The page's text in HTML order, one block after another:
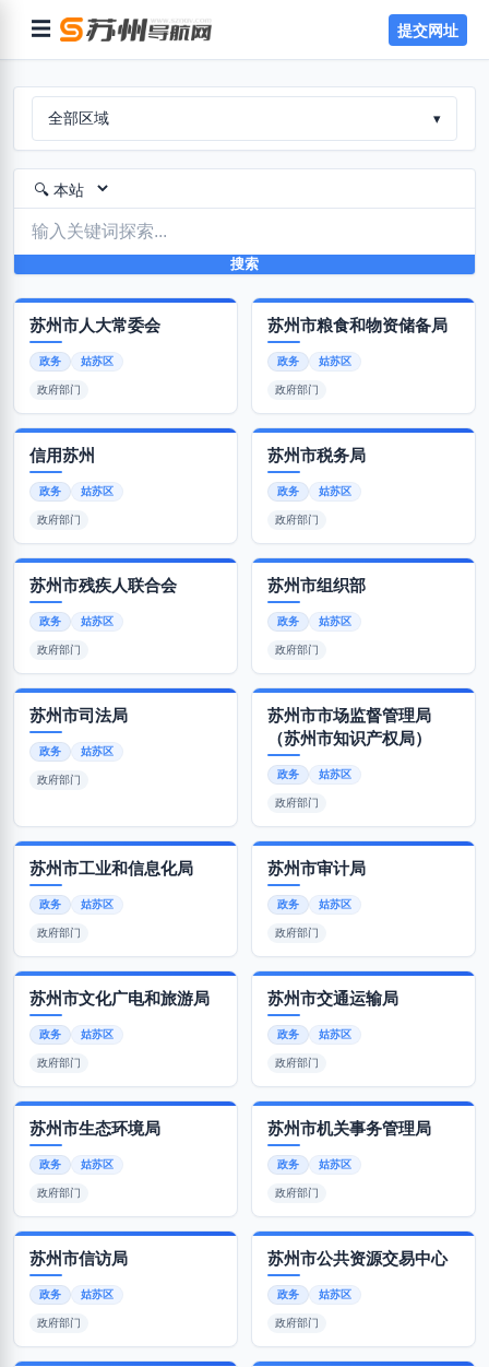
☰ 提交网址
全部区域 ▾
搜索
苏州市人大常委会
政务 姑苏区
政府部门
苏州市粮食和物资储备局
政务 姑苏区
政府部门
信用苏州
政务 姑苏区
政府部门
苏州市税务局
政务 姑苏区
政府部门
苏州市残疾人联合会
政务 姑苏区
政府部门
苏州市组织部
政务 姑苏区
政府部门
苏州市司法局
政务 姑苏区
政府部门
苏州市市场监督管理局
（苏州市知识产权局）
政务 姑苏区
政府部门
苏州市工业和信息化局
政务 姑苏区
政府部门
苏州市审计局
政务 姑苏区
政府部门
苏州市文化广电和旅游局
政务 姑苏区
政府部门
苏州市交通运输局
政务 姑苏区
政府部门
苏州市生态环境局
政务 姑苏区
政府部门
苏州市机关事务管理局
政务 姑苏区
政府部门
苏州市信访局
政务 姑苏区
政府部门
苏州市公共资源交易中心
政务 姑苏区
政府部门